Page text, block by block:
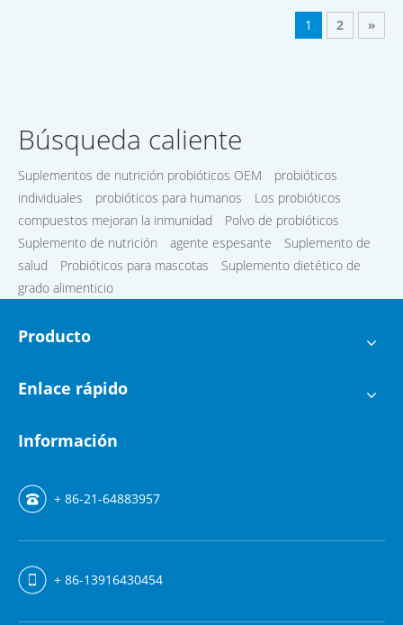
AUMENTA
1 2 »
Búsqueda caliente
Suplementos de nutrición probióticos OEM
probióticos
individuales
probióticos para humanos
Los probióticos
compuestos mejoran la inmunidad
Polvo de probióticos
Suplemento de nutrición
agente espesante
Suplemento de
salud
Probióticos para mascotas
Suplemento dietético de
grado alimenticio
Producto
Enlace rápido
Información
+ 86-21-64883957
+ 86-13916430454